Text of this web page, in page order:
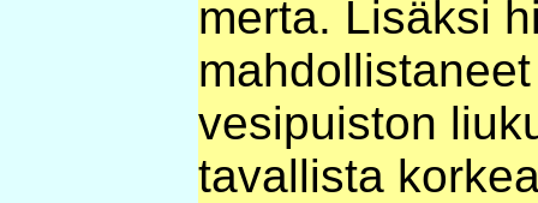
merta. Lisäksi
vesipuiston
tavallista